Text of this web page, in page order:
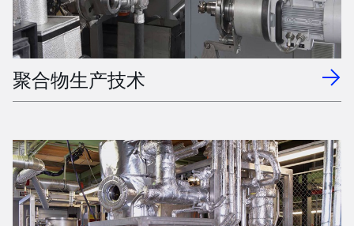
聚合物生产技术